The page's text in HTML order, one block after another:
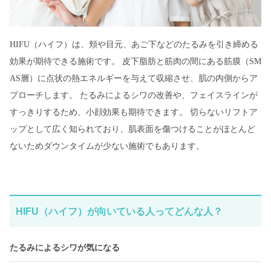
HIFU（ハイフ）は、頬や目元、あご下などのたるみを引き締める
効果が期待できる施術です。 皮下脂肪と筋肉の間にある筋膜（SM
AS層）に点状の熱エネルギーを与えて収縮させ、肌の内側からア
プローチします。 たるみによるシワの改善や、フェイスラインが
すっきりするため、小顔効果も期待できます。 切らないリフトア
ップとして広く知られており、肌表面を傷つけることがほとんど
ないためダウンタイムが少ない施術でもあります。
HIFU（ハイフ）が向いている人ってどんな人？
たるみによるシワが気になる